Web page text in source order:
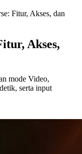
Fitur, Akses, dan
Akses,
mode Video,
serta input